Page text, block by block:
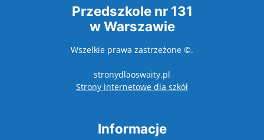
Przedszkole nr 131
w Warszawie
Wszelkie prawa zastrzeżone ©.
stronydlaoswaity.pl
Strony internetowe dla szkółotwiera się w
Informacje